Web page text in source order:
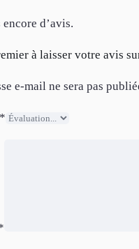
d’avis.
à laisser votre avis
e-mail ne sera pas
*